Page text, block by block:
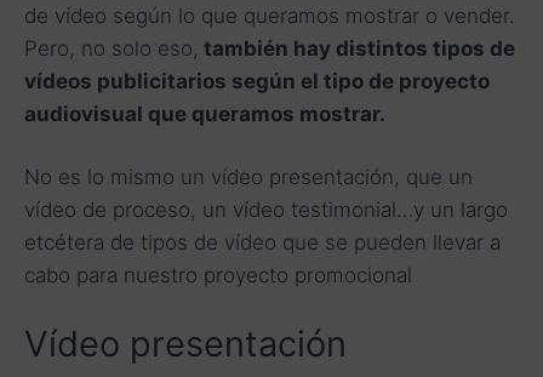
de vídeo según lo que queramos mostrar o vender.
Pero, no solo eso, también hay distintos tipos de
vídeos publicitarios según el tipo de proyecto
audiovisual que queramos mostrar.
No es lo mismo un vídeo presentación, que un
vídeo de proceso, un vídeo testimonial…y un largo
etcétera de tipos de vídeo que se pueden llevar a
cabo para nuestro proyecto promocional
Vídeo presentación